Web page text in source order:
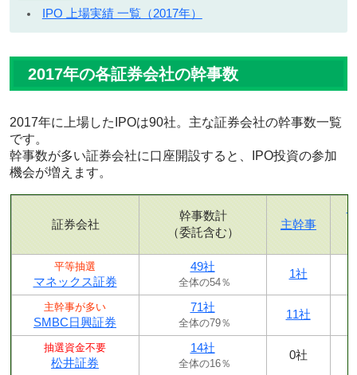
IPO 上場実績 一覧（2017年）
2017年の各証券会社の幹事数
2017年に上場したIPOは90社。主な証券会社の幹事数一覧
です。
幹事数が多い証券会社に口座開設すると、IPO投資の参加
機会が増えます。
証券会社
幹事数計
（委託含む）
主幹事
平等抽選
マネックス証券
49社
全体の54％
1社
主幹事が多い
SMBC日興証券
71社
全体の79％
11社
抽選資金不要
松井証券
14社
全体の16％
0社